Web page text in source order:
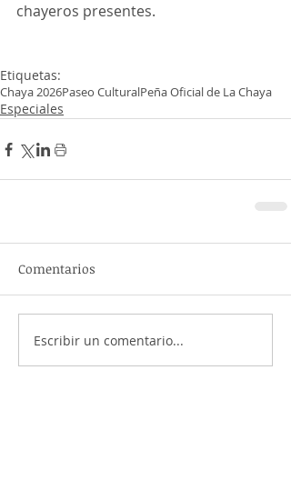
chayeros presentes.
Etiquetas:
Chaya 2026Paseo CulturalPeña Oficial de La Chaya
Especiales
Comentarios
Escribir un comentario...